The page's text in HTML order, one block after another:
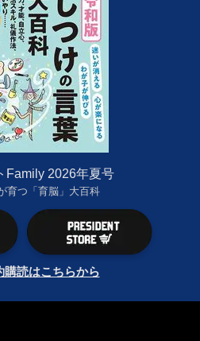
Family 2026年夏号
育つ「育脳」大百科
購読はこちらから